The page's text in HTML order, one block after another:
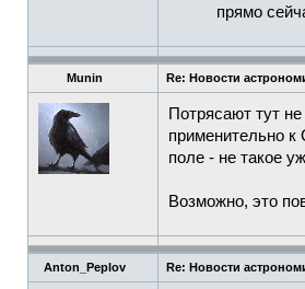
прямо
Munin Re: Новости
Потрясают тут
применительно к
поле - не такое
Возможно, это
Anton_Peplov Re: Новости